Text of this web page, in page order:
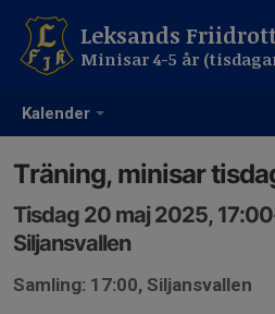
Kalender
Leksands
Minisar 4-5 år
Träning, minisar
Tisdag 20 maj 2025,
Siljansvallen
Samling: 17:00, Siljansvallen